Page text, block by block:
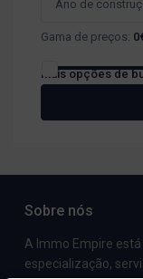
Gama de preços:
Mais opções de
Sobre nós
A Immo Empire
especialização,